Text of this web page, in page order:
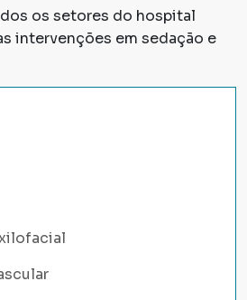
os setores do hospital
intervenções em sedação e